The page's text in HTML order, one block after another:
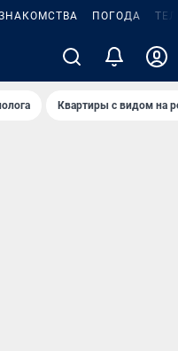
ПОГОДА
Квартиры с видом на